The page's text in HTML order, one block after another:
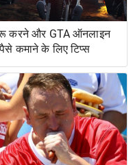
करने और GTA ऑनलाइन
कमाने के लिए टिप्स